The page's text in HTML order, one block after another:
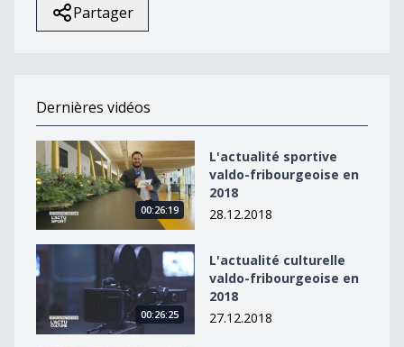
Partager
Dernières vidéos
L&#039;actualité sportive valdo-fribourgeoise en 2018
00:26:19
L'actualité sportive
valdo-fribourgeoise en
2018
28.12.2018
L&#039;actualité culturelle valdo-fribourgeoise en
00:26:25
L'actualité culturelle
valdo-fribourgeoise en
2018
27.12.2018